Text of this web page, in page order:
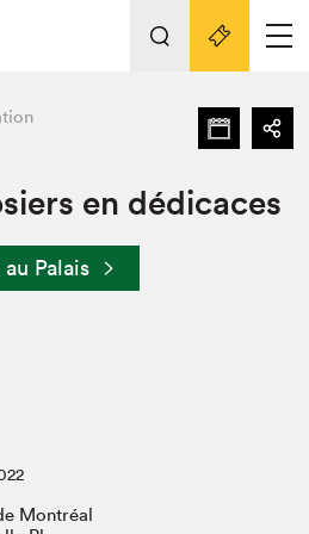
2022 Nos activités
en dédicaces
Palais
Montréal